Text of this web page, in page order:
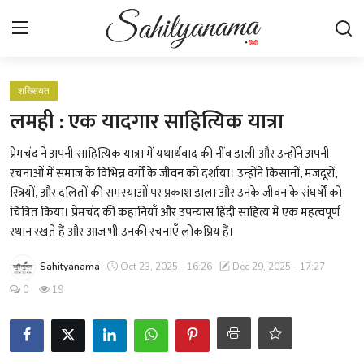
स्वतंत्रता सेनानी
साहित्य समाचार
होम
कहानी
कविता
आलेख
शख्सियत
लमही : एक यादगार साहित्यिक यात्रा
प्रेमचंद ने अपनी साहित्यिक यात्रा में यथार्थवाद की नींव डाली और उन्होंने अपनी
रचनाओं में समाज के विभिन्न वर्गों के जीवन को दर्शाया। उन्होंने किसानों, मजदूरों,
स्त्रियों, और दलितों की समस्याओं पर प्रकाश डाला और उनके जीवन के संघर्षों को
चित्रित किया। प्रेमचंद की कहानियाँ और उपन्यास हिंदी साहित्य में एक महत्वपूर्ण
स्थान रखते हैं और आज भी उनकी रचनाएँ लोकप्रिय हैं।
Sahityanama Oct 23, 2025 - 16:26
Dec 29, 2025 - 17:27
0
19